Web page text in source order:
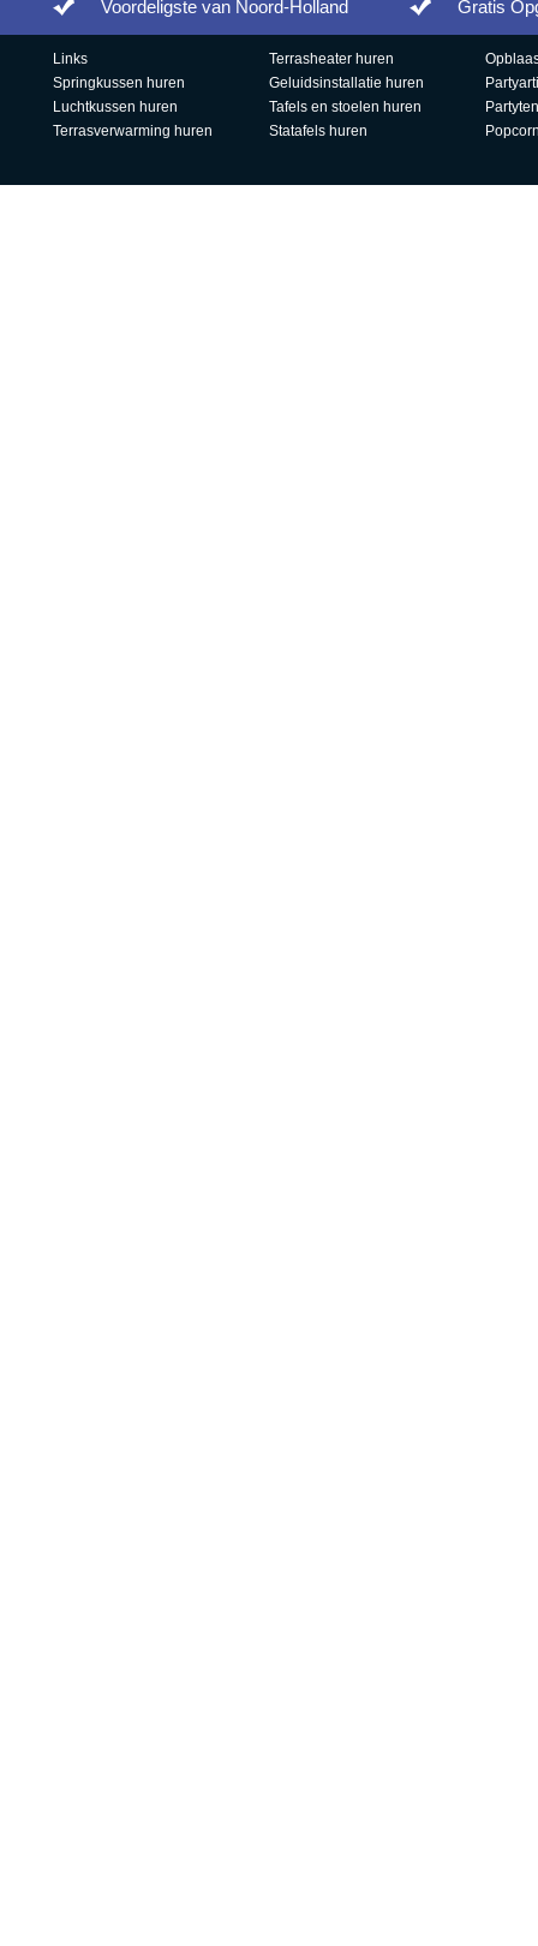
Voordeligste van Noord-Holland Gratis
Links
Springkussen huren
Luchtkussen huren
Terrasverwarming huren
Terrasheater huren
Geluidsinstallatie huren
Tafels en stoelen huren
Statafels huren